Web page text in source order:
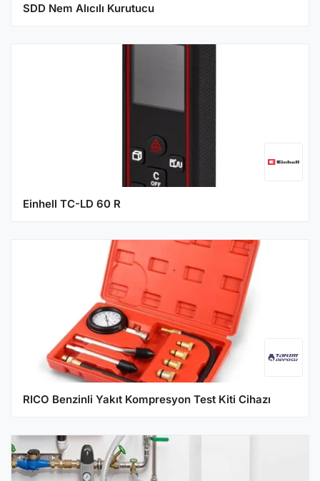
SDD Nem Alıcılı Kurutucu
Einhell TC-LD 60 R
RICO Benzinli Yakıt Kompresyon Test Kiti Cihazı